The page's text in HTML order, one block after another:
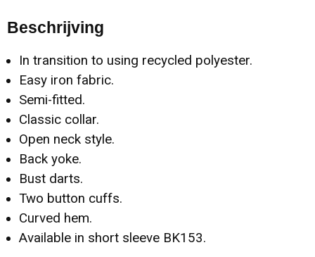
Beschrijving
In transition to using recycled polyester.
Easy iron fabric.
Semi-fitted.
Classic collar.
Open neck style.
Back yoke.
Bust darts.
Two button cuffs.
Curved hem.
Available in short sleeve BK153.